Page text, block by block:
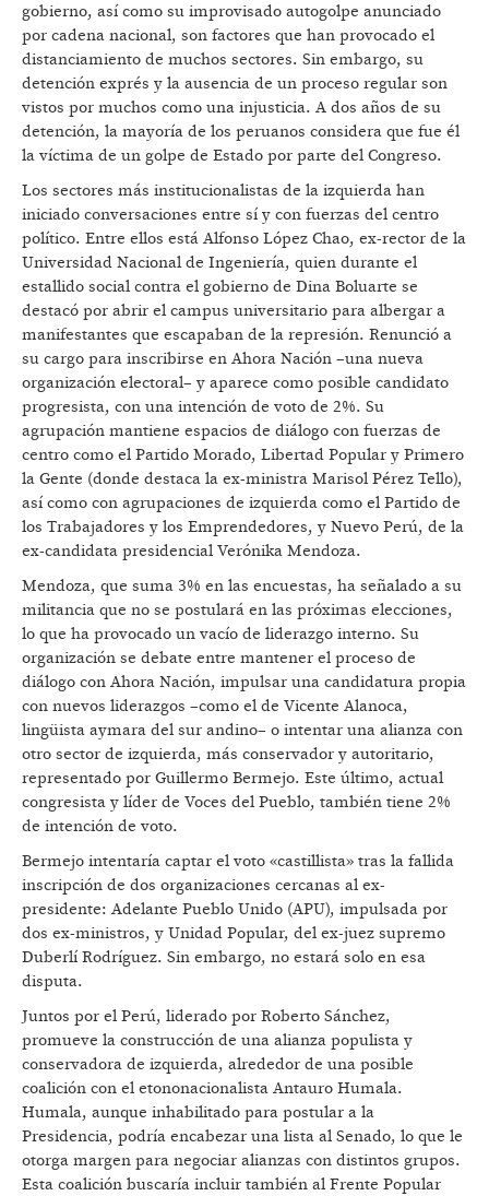
gobierno, así como su improvisado autogolpe anunciado
por cadena nacional, son factores que han provocado el
distanciamiento de muchos sectores. Sin embargo, su
detención exprés y la ausencia de un proceso regular son
vistos por muchos como una injusticia. A dos años de su
detención, la mayoría de los peruanos considera que fue él
la víctima de un golpe de Estado por parte del Congreso.
Los sectores más institucionalistas de la izquierda han
iniciado conversaciones entre sí y con fuerzas del centro
político. Entre ellos está Alfonso López Chao, ex-rector de la
Universidad Nacional de Ingeniería, quien durante el
estallido social contra el gobierno de Dina Boluarte se
destacó por abrir el campus universitario para albergar a
manifestantes que escapaban de la represión. Renunció a
su cargo para inscribirse en Ahora Nación –una nueva
organización electoral– y aparece como posible candidato
progresista, con una intención de voto de 2%. Su
agrupación mantiene espacios de diálogo con fuerzas de
centro como el Partido Morado, Libertad Popular y Primero
la Gente (donde destaca la ex-ministra Marisol Pérez Tello),
así como con agrupaciones de izquierda como el Partido de
los Trabajadores y los Emprendedores, y Nuevo Perú, de la
ex-candidata presidencial Verónika Mendoza.
Mendoza, que suma 3% en las encuestas, ha señalado a su
militancia que no se postulará en las próximas elecciones,
lo que ha provocado un vacío de liderazgo interno. Su
organización se debate entre mantener el proceso de
diálogo con Ahora Nación, impulsar una candidatura propia
con nuevos liderazgos –como el de Vicente Alanoca,
lingüista aymara del sur andino– o intentar una alianza con
otro sector de izquierda, más conservador y autoritario,
representado por Guillermo Bermejo. Este último, actual
congresista y líder de Voces del Pueblo, también tiene 2%
de intención de voto.
Bermejo intentaría captar el voto «castillista» tras la fallida
inscripción de dos organizaciones cercanas al ex-
presidente: Adelante Pueblo Unido (APU), impulsada por
dos ex-ministros, y Unidad Popular, del ex-juez supremo
Duberlí Rodríguez. Sin embargo, no estará solo en esa
disputa.
Juntos por el Perú, liderado por Roberto Sánchez,
promueve la construcción de una alianza populista y
conservadora de izquierda, alrededor de una posible
coalición con el etononacionalista Antauro Humala.
Humala, aunque inhabilitado para postular a la
Presidencia, podría encabezar una lista al Senado, lo que le
otorga margen para negociar alianzas con distintos grupos.
Esta coalición buscaría incluir también al Frente Popular